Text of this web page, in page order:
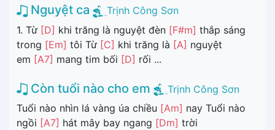
Nguyệt ca
Trịnh Công Sơn
1. Từ [D] khi trăng là nguyệt đèn [F#m] thắp sáng
trong [Em] tôi Từ [C] khi trăng là [A] nguyệt
em [A7] mang tim bối [D] rối ...
Còn tuổi nào cho em
Trịnh Công Sơn
Tuổi nào nhìn lá vàng úa chiều [Am] nay Tuổi nào
ngồi [A7] hát mây bay ngang [Dm] trời